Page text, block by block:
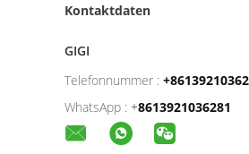
Kontaktdaten
GIGI
Telefonnummer :
WhatsApp : +8613921036281